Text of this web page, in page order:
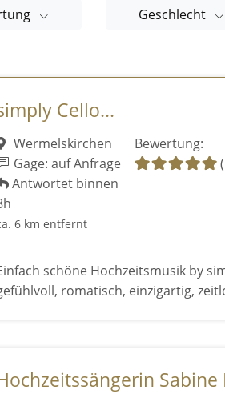
Geschlecht
Cello...
Wermelskirchen
Gage: auf Anfrage
Antwortet binnen
6 km entfernt
Bewertung:
schöne Hochzeitsmusik by
romatisch, einzigartig,
Sabine